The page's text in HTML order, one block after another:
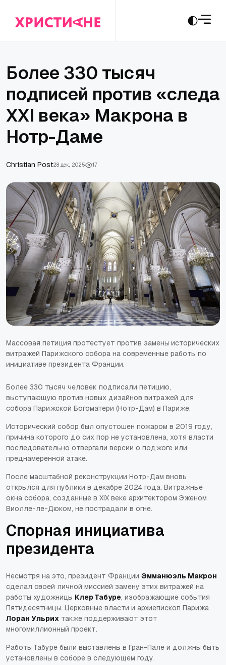
Более 330 тысяч
подписей против «следа
XXI века» Макрона в
Нотр-Даме
Сhristian Post28 дек., 2025 17
Массовая петиция протестует против замены исторических
витражей Парижского собора на современные работы по
инициативе президента Франции.
Более 330 тысяч человек подписали петицию,
выступающую против новых дизайнов витражей для
собора Парижской Богоматери (Нотр-Дам) в Париже.
Исторический собор был опустошен пожаром в 2019 году,
причина которого до сих пор не установлена, хотя власти
последовательно отвергали версии о поджоге или
преднамеренной атаке.
После масштабной реконструкции Нотр-Дам вновь
открылся для публики в декабре 2024 года. Витражные
окна собора, созданные в XIX веке архитектором Эженом
Виолле-ле-Дюком, не пострадали в огне.
Спорная инициатива
президента
Несмотря на это, президент Франции Эмманюэль Макрон
сделал своей личной миссией замену этих витражей на
работы художницы Клер Табуре, изображающие события
Пятидесятницы. Церковные власти и архиепископ Парижа
Лоран Ульрих также поддерживают этот
многомиллионный проект.
Работы Табуре были выставлены в Гран-Пале и должны быть
установлены в соборе в следующем году.